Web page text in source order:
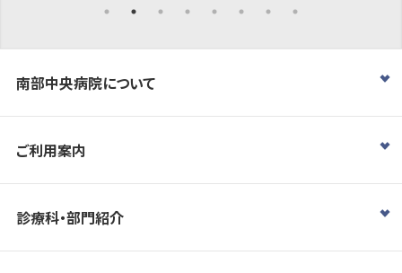
南部中央病院について
ご利用案内
診療科・部門紹介